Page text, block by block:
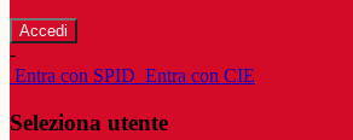
-
Entra con SPID Entra con CIE
Seleziona utente